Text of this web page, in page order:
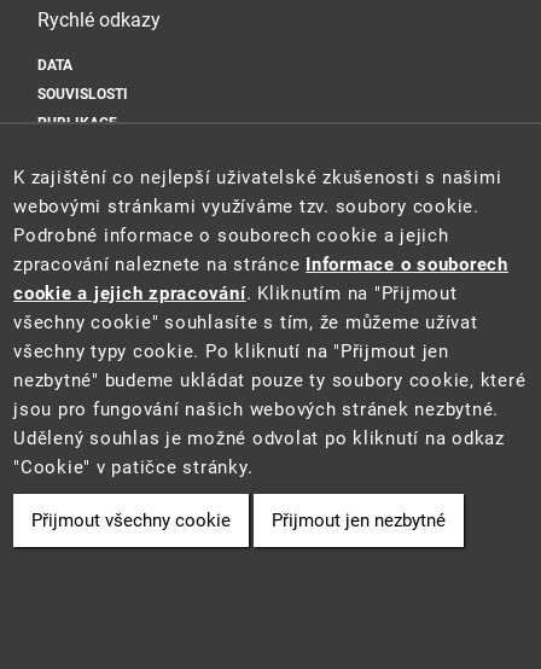
Rychlé odkazy
DATA
SOUVISLOSTI
PUBLIKACE
Sociální sítě
Tento web je součástí Informačního systému pro statistiku a reporting
(STAR) projektu "Platforma pro statistiku, reporting a analýzy"
(CZ.06.3.05/0.0/0.0/16_028/0006498) financovaného z EU.
2021 ©CENIA a Ministerstvo životního prostředí
• Informace jsou
poskytovány v souladu se zákonem č. 106/1999 Sb., o svobodném
přístupu k informacím.
Cookie
K zajištění co nejlepší uživatelské zkušenosti s našimi
webovými stránkami využíváme tzv. soubory cookie.
Podrobné informace o souborech cookie a jejich
zpracování naleznete na stránce Informace o souborech
cookie a jejich zpracování. Kliknutím na "Přijmout
všechny cookie" souhlasíte s tím, že můžeme užívat
všechny typy cookie. Po kliknutí na "Přijmout jen
nezbytné" budeme ukládat pouze ty soubory cookie, které
jsou pro fungování našich webových stránek nezbytné.
Udělený souhlas je možné odvolat po kliknutí na odkaz
"Cookie" v patičce stránky.
Přijmout všechny cookie Přijmout jen nezbytné